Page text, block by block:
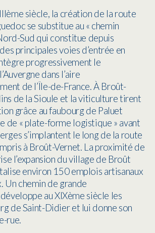
siècle, la création de la route
se substitue au « chemin
Sud qui constitue depuis
principales voies d’entrée en
progressivement le
dans l’aire
de l’Île-de-France. À Broût-
de la Sioule et la viticulture tirent
grâce au faubourg de Paluet
de « plate-forme logistique » avant
s’implantent le long de la route
à Broût-Vernet. La proximité de
l’expansion du village de Broût
environ 150 emplois artisanaux
Un chemin de grande
au XIXème siècle les
de Saint-Didier et lui donne son
rue.